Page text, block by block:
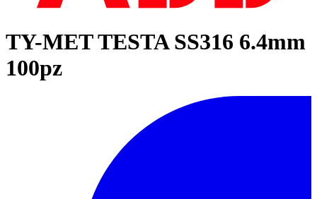
TY-MET TESTA SS316 6.4mm
100pz